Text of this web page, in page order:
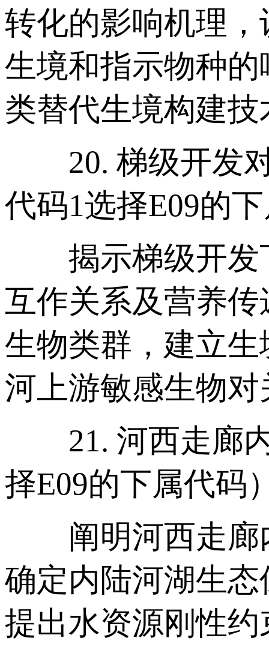
转化的影响机理
生境和指示物种
类替代生境构建技
20. 梯级开发对
代码1选择E09的
揭示梯级开发
互作关系及营养
生物类群，建立
河上游敏感生物
21. 河西走廊内
择E09的下属代码
阐明河西走廊
确定内陆河湖生
提出水资源刚性